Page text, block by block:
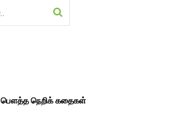
பௌத்த நெறிக் கதைகள்